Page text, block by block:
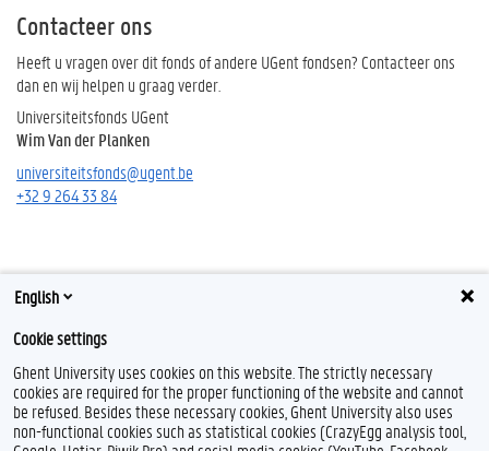
Contacteer ons
Heeft u vragen over dit fonds of andere UGent fondsen? Contacteer ons
dan en wij helpen u graag verder.
Universiteitsfonds UGent
Wim Van der Planken
universiteitsfonds@ugent.be
+32 9 264 33 84
English
Cookie settings
Ghent University uses cookies on this website. The strictly necessary
cookies are required for the proper functioning of the website and cannot
be refused. Besides these necessary cookies, Ghent University also uses
non-functional cookies such as statistical cookies (CrazyEgg analysis tool,